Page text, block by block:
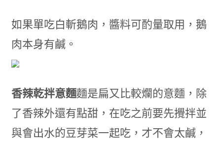
如果單吃白斬鵝肉，醬料可酌量取用，鵝
肉本身有鹹。
香辣乾拌意麵麵是扁又比較爛的意麵，除
了香辣外還有點甜，在吃之前要先攪拌並
與會出水的豆芽菜一起吃，才不會太鹹，